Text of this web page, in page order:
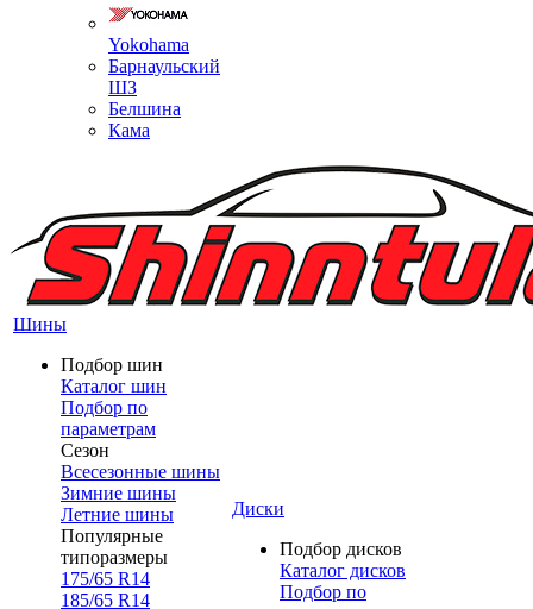
Yokohama
Барнаульский
ШЗ
Белшина
Кама
Шины
Подбор шин
Каталог шин
Подбор по
параметрам
Сезон
Всесезонные шины
Зимние шины
Летние шины
Популярные
типоразмеры
175/65 R14
185/65 R14
Диски
Подбор дисков
Каталог дисков
Подбор по